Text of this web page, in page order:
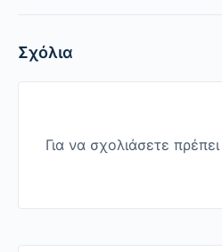
Σχόλια
Για να σχολιάσετε